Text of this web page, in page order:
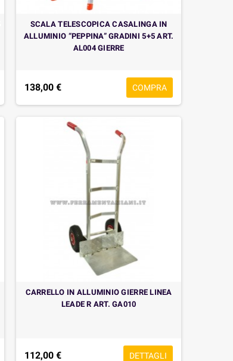
SCALA TELESCOPICA CASALINGA IN
ALLUMINIO “PEPPINA” GRADINI 5+5 ART.
AL004 GIERRE
138,00 € COMPRA
CARRELLO IN ALLUMINIO GIERRE LINEA
LEADE R ART. GA010
112,00 € DETTAGLI